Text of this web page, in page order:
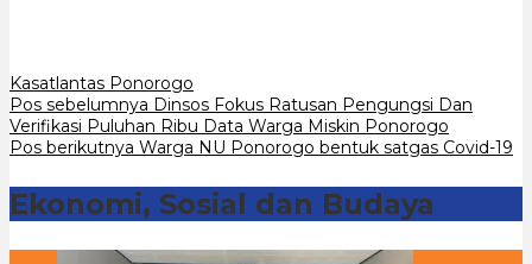
Kasatlantas Ponorogo
Navigasi
pos
Pos sebelumnya Dinsos Fokus Ratusan Pengungsi Dan
Verifikasi Puluhan Ribu Data Warga Miskin Ponorogo
Pos berikutnya Warga NU Ponorogo bentuk satgas Covid-19
Ekonomi, Sosial dan Budaya